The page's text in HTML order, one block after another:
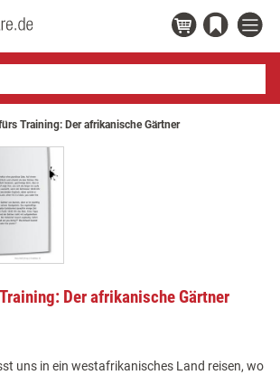
Training: Der afrikanische Gärtner
Der afrikanische Gärtner
uns in ein westafrikanisches Land reisen, wo